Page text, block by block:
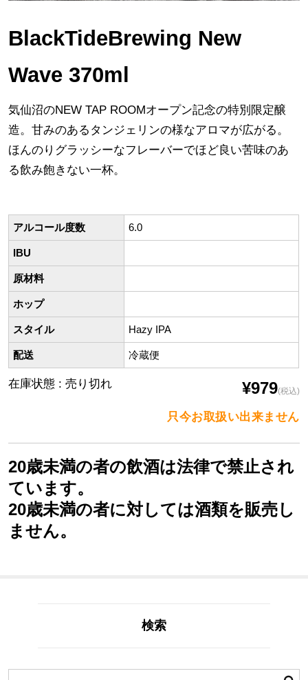
BlackTideBrewing New
Wave 370ml
気仙沼のNEW TAP ROOMオープン記念の特別限定醸
造。甘みのあるタンジェリンの様なアロマが広がる。
ほんのりグラッシーなフレーバーでほど良い苦味のあ
る飲み飽きない一杯。
アルコール度数 6.0
IBU
原材料
ホップ
スタイル Hazy IPA
配送 冷蔵便
在庫状態 : 売り切れ ¥979(税込)
只今お取扱い出来ません
20歳未満の者の飲酒は法律で禁止され
ています。
20歳未満の者に対しては酒類を販売し
ません。
検索